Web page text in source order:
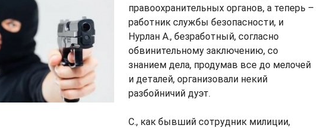
правоохранительных органов, а теперь –
работник службы безопасности, и
Нурлан А., безработный, согласно
обвинительному заключению, со
знанием дела, продумав все до мелочей
и деталей, организовали некий
разбойничий дуэт.
С., как бывший сотрудник милиции,